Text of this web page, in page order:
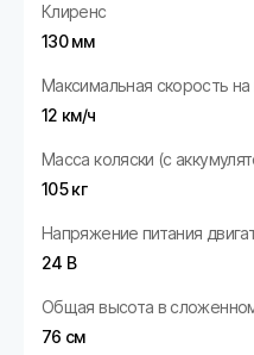
Клиренс
130 мм
Максимальная скорость на
12 км/ч
Масса коляски (с
105 кг
Напряжение питания
24 В
Общая высота в
76 см